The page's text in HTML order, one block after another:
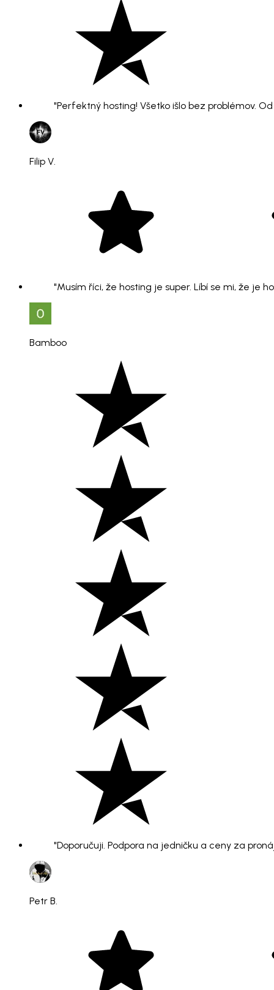
"Perfektný hosting! Všetko išlo bez problémov.
Filip V.
"Musím říci, že hosting je super. Líbí se mi, že je
Bamboo
"Doporučuji. Podpora na jedničku a ceny za
Petr B.